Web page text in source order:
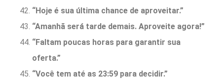
“Hoje é sua última chance de aproveitar.”
“Amanhã será tarde demais. Aproveite agora!”
“Faltam poucas horas para garantir sua
oferta.”
“Você tem até as 23:59 para decidir.”